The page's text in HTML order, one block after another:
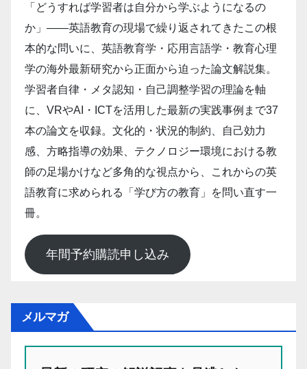
「どうすれば学習者は自分から学ぶようになるの
か」――英語教育の現場で繰り返されてきたこの根
本的な問いに、英語教育学・応用言語学・教育心理
学の海外最新研究から正面から迫った論文解説集。
学習者自律・メタ認知・自己調整学習の理論を軸
に、VRやAI・ICTを活用した最新の実践事例まで37
本の論文を収録。文化的・状況的制約、自己効力
感、方略指導の効果、テクノロジー環境における教
師の足場かけなど多角的な視点から、これからの英
語教育に求められる「学び方の教育」を問い直す一
冊。
年間予約購読申し込み
メルマガ